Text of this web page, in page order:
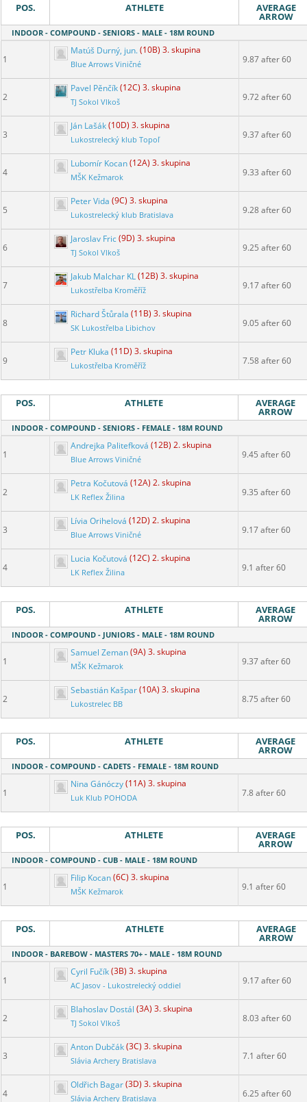
POS. ATHLETE AVERAGE
ARROW
INDOOR - COMPOUND - SENIORS - MALE - 18M ROUND
1
Matúš Durný, jun.(10B) 3. skupina
Blue Arrows Viničné 9.87 after 60
2
Pavel Pěnčík(12C) 3. skupina
TJ Sokol Vlkoš 9.72 after 60
3
Ján Lašák(10D) 3. skupina
Lukostrelecký klub Topoľ 9.37 after 60
4
Lubomír Kocan(12A) 3. skupina
MŠK Kežmarok 9.33 after 60
5
Peter Vida (9C) 3. skupina
Lukostrelecký klub Bratislava 9.28 after 60
6
Jaroslav Fric(9D) 3. skupina
TJ Sokol Vlkoš 9.25 after 60
7
Jakub Malchar KL(12B) 3. skupina
Lukostřelba Kroměříž 9.17 after 60
8
Richard Štůrala (11B) 3. skupina
SK Lukostřelba Libichov 9.05 after 60
9
Petr Kluka (11D) 3. skupina
Lukostřelba Kroměříž 7.58 after 60
POS. ATHLETE AVERAGE
ARROW
INDOOR - COMPOUND - SENIORS - FEMALE - 18M ROUND
1
Andrejka Palitefková (12B) 2. skupina
Blue Arrows Viničné 9.45 after 60
2
Petra Kočutová (12A) 2. skupina
LK Reflex Žilina 9.35 after 60
3
Lívia Orihelová (12D) 2. skupina
Blue Arrows Viničné 9.17 after 60
4
Lucia Kočutová (12C) 2. skupina
LK Reflex Žilina 9.1 after 60
POS. ATHLETE AVERAGE
ARROW
INDOOR - COMPOUND - JUNIORS - MALE - 18M ROUND
1
Samuel Zeman(9A) 3. skupina
MŠK Kežmarok 9.37 after 60
2
Sebastián Kašpar(10A) 3. skupina
Lukostrelec BB 8.75 after 60
POS. ATHLETE AVERAGE
ARROW
INDOOR - COMPOUND - CADETS - FEMALE - 18M ROUND
1
Nina Gánóczy(11A) 3. skupina
Luk Klub POHODA 7.8 after 60
POS. ATHLETE AVERAGE
ARROW
INDOOR - COMPOUND - CUB - MALE - 18M ROUND
1
Filip Kocan(6C) 3. skupina
MŠK Kežmarok 9.1 after 60
POS. ATHLETE AVERAGE
ARROW
INDOOR - BAREBOW - MASTERS 70+ - MALE - 18M ROUND
1
Cyril Fučík(3B) 3. skupina
AC Jasov - Lukostrelecký oddiel 9.17 after 60
2
Blahoslav Dostál (3A) 3. skupina
TJ Sokol Vlkoš 8.03 after 60
3
Anton Dubčák(3C) 3. skupina
Slávia Archery Bratislava 7.1 after 60
4
Oldřich Bagar(3D) 3. skupina
Slávia Archery Bratislava 6.25 after 60